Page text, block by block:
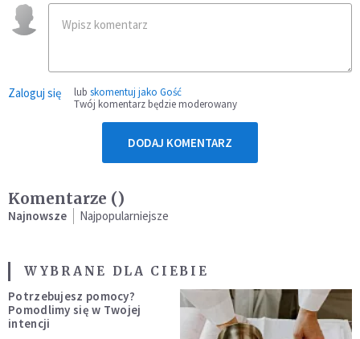
Zaloguj się lub skomentuj jako Gość
Twój komentarz będzie moderowany
DODAJ KOMENTARZ
Komentarze ()
Najnowsze Najpopularniejsze
WYBRANE DLA CIEBIE
Potrzebujesz pomocy?
Pomodlimy się w Twojej
intencji